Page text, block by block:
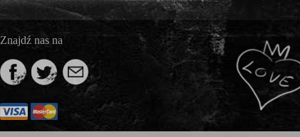
Znajdź nas na